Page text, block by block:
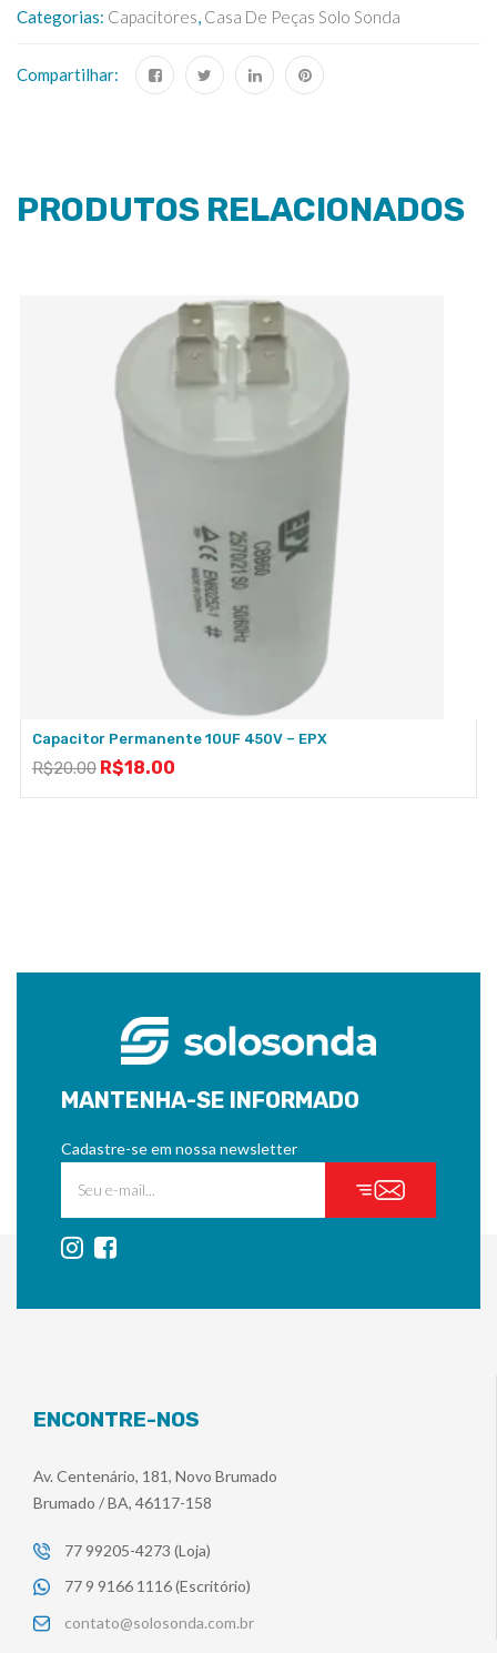
Categorias: Capacitores, Casa De Peças Solo Sonda
Compartilhar:
PRODUTOS RELACIONADOS
Capacitor Permanente 10UF 450V – EPX
R$20.00 R$18.00
MANTENHA-SE INFORMADO
Cadastre-se em nossa newsletter
ENCONTRE-NOS
Av. Centenário, 181, Novo Brumado
Brumado / BA, 46117-158
77 99205-4273 (Loja)
77 9 9166 1116 (Escritório)
contato@solosonda.com.br